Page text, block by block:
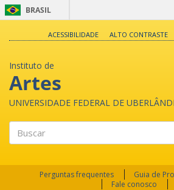
BRASIL
ACESSIBILIDADE ALTO CONTRASTE
Instituto de
Artes
UNIVERSIDADE FEDERAL DE
Perguntas frequentes Guia de
Fale conosco